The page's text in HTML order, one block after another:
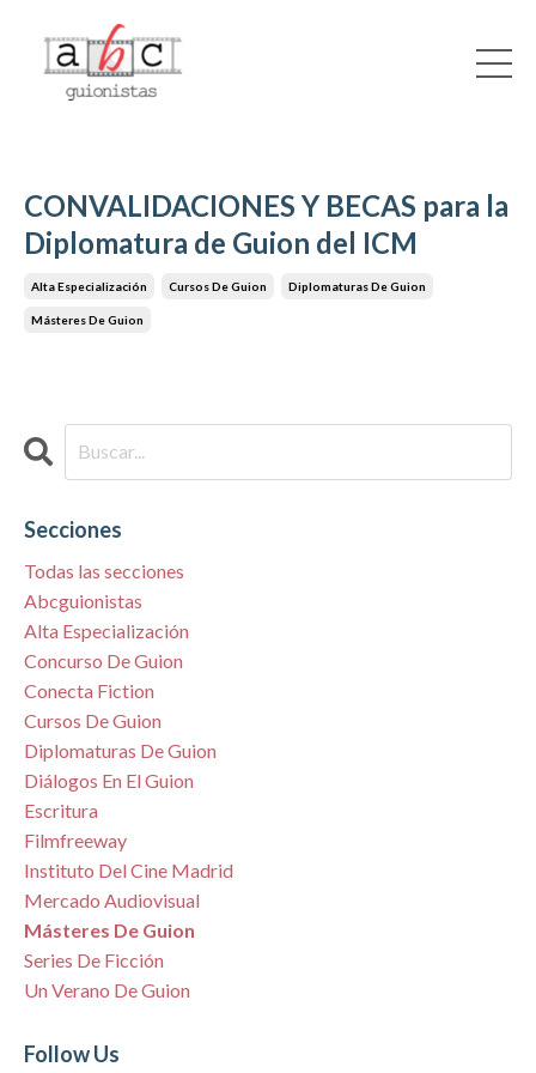
CONVALIDACIONES Y BECAS para la
Diplomatura de Guion del ICM
Alta Especialización Cursos De Guion Diplomaturas De Guion
Másteres De Guion
Secciones
Todas las secciones
Abcguionistas
Alta Especialización
Concurso De Guion
Conecta Fiction
Cursos De Guion
Diplomaturas De Guion
Diálogos En El Guion
Escritura
Filmfreeway
Instituto Del Cine Madrid
Mercado Audiovisual
Másteres De Guion
Series De Ficción
Un Verano De Guion
Follow Us